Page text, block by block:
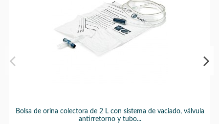
Bolsa de orina colectora de 2 L con sistema de vaciado, válvula
antirretorno y tubo...